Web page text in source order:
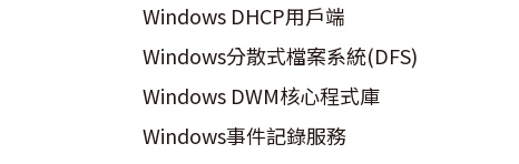
Windows DHCP用戶端
Windows分散式檔案系統(DFS)
Windows DWM核心程式庫
Windows事件記錄服務